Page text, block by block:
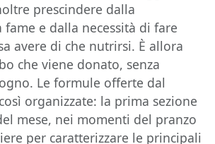
prescindere dalla
e dalla necessità di fare
avere di che nutrirsi. È allora
che viene donato, senza
Le formule offerte dal
organizzate: la prima sezione
mese, nei momenti del pranzo
per caratterizzare le principali